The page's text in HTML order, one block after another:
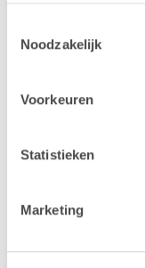
Noodzakelijk
Voorkeuren
Statistieken
Marketing
PRICE: Gratis
We will do this
webinar, in
the latest
to date with the